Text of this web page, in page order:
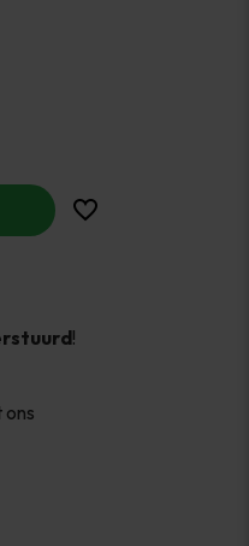
!